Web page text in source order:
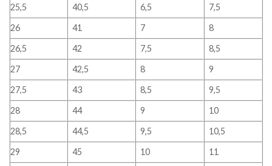
25,5
40,5 6,5
7,5
26
41 7
8
26,5
42 7,5
8,5
27
42,5 8
9
27,5
43 8,5
9,5
28
44 9
10
28,5
44,5 9,5
10,5
29
45 10
11